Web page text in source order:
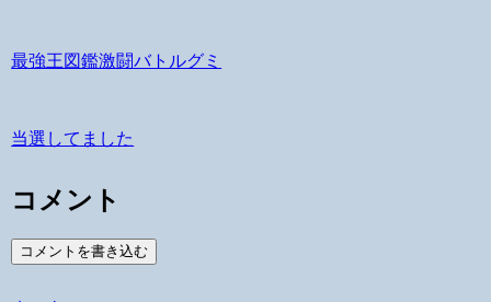
最強王図鑑激闘バトルグミ
当選してました
コメント
コメントを書き込む